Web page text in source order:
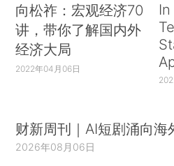
向松祚：宏观经济70
讲，带你了解国内外
经济大局
2022年04月06日
财新周刊｜AI短剧涌向海
2026年08月06日